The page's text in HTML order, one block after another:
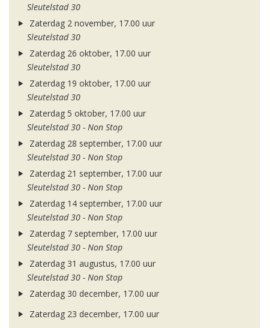
Sleutelstad 30
Zaterdag 2 november, 17.00 uur
Sleutelstad 30
Zaterdag 26 oktober, 17.00 uur
Sleutelstad 30
Zaterdag 19 oktober, 17.00 uur
Sleutelstad 30
Zaterdag 5 oktober, 17.00 uur
Sleutelstad 30 - Non Stop
Zaterdag 28 september, 17.00 uur
Sleutelstad 30 - Non Stop
Zaterdag 21 september, 17.00 uur
Sleutelstad 30 - Non Stop
Zaterdag 14 september, 17.00 uur
Sleutelstad 30 - Non Stop
Zaterdag 7 september, 17.00 uur
Sleutelstad 30 - Non Stop
Zaterdag 31 augustus, 17.00 uur
Sleutelstad 30 - Non Stop
Zaterdag 30 december, 17.00 uur
Zaterdag 23 december, 17.00 uur